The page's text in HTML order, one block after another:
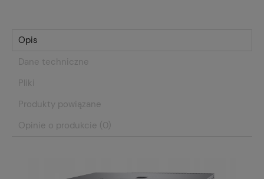
Opis
Dane techniczne
Pliki
Produkty powiązane
Opinie o produkcie (0)